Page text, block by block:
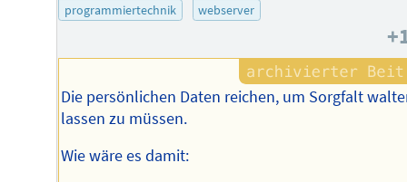
programmiertechnik
webserver
Die persönlichen Daten reichen, um Sorgfalt
lassen zu müssen.
Wie wäre es damit: